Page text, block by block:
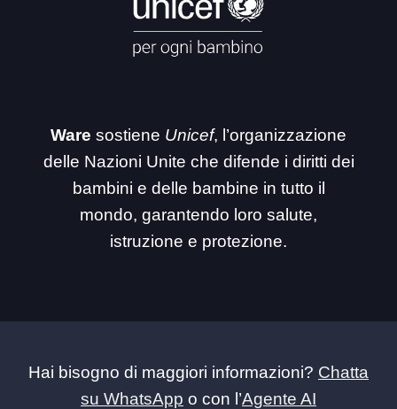
Ware sostiene Unicef, l’organizzazione
delle Nazioni Unite che difende i diritti dei
bambini e delle bambine in tutto il
mondo, garantendo loro salute,
istruzione e protezione.
Hai bisogno di maggiori informazioni? Chatta
su WhatsApp o con l’Agente AI